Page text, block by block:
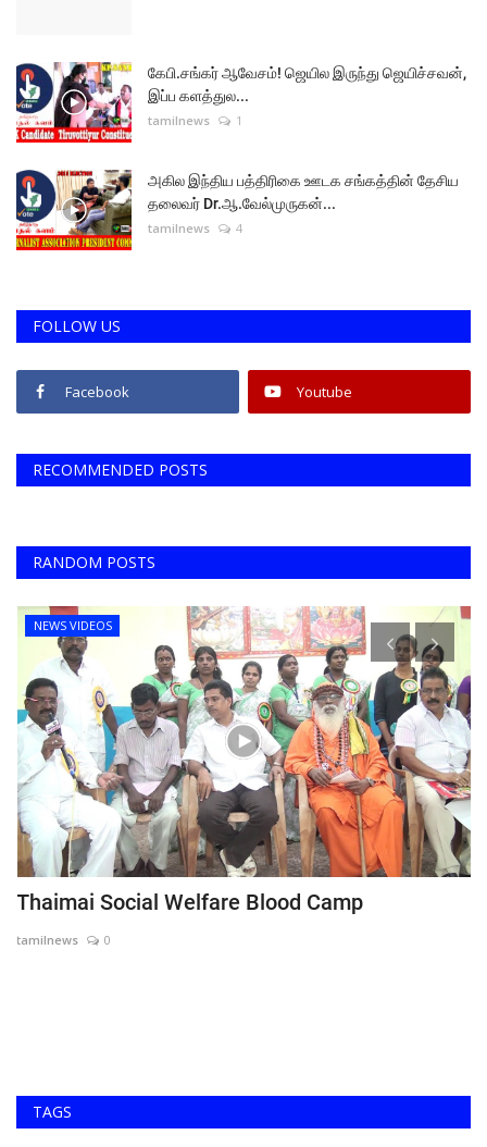
கேபி.சங்கர் ஆவேசம்! ஜெயில இருந்து ஜெயிச்சவன்,
இப்ப களத்துல...
tamilnews 1
அகில இந்திய பத்திரிகை ஊடக சங்கத்தின் தேசிய
தலைவர் Dr.ஆ.வேல்முருகன்...
tamilnews 4
FOLLOW US
Facebook Youtube
RECOMMENDED POSTS
RANDOM POSTS
NEWS VIDEOS
Thaimai Social Welfare Blood Camp
tamilnews 0
TAGS